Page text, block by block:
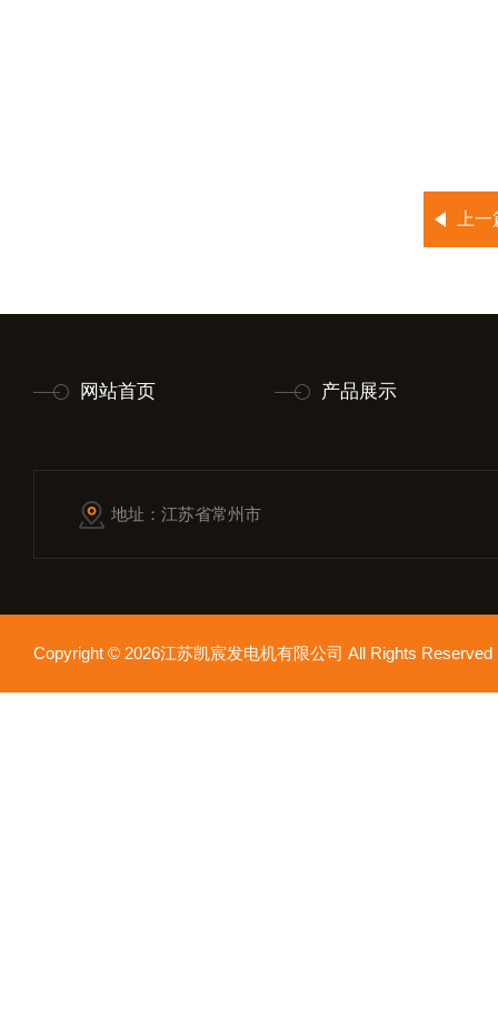
上
网站首页 产品展示
地址：江苏省常州市
Copyright © 2026江苏凯宸发电机有限公司 All Rights